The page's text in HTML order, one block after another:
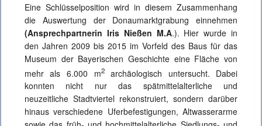
Eine Schlüsselposition wird in diesem Zusammenhang
die Auswertung der Donaumarktgrabung einnehmen
(Ansprechpartnerin Iris Nießen M.A.). Hier wurde in
den Jahren 2009 bis 2015 im Vorfeld des Baus für das
Museum der Bayerischen Geschichte eine Fläche von
mehr als 6.000 m2archäologisch untersucht. Dabei
konnten nicht nur das spätmittelalterliche und
neuzeitliche Stadtviertel rekonstruiert, sondern darüber
hinaus verschiedene Uferbefestigungen, Altwasserarme